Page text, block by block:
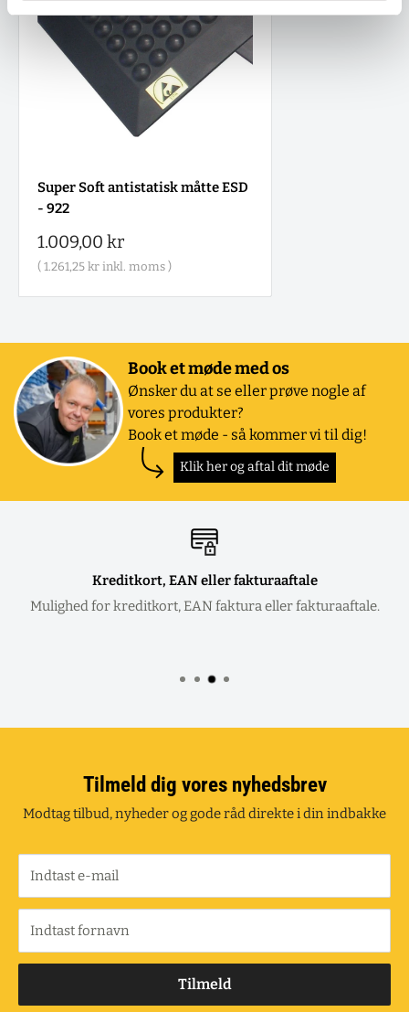
Super Soft antistatisk måtte ESD
- 922
Salgspris
1.009,00 kr
( 1.261,25 kr inkl. moms )
Book et møde med os
Ønsker du at se eller prøve nogle af
vores produkter?
Book et møde - så kommer vi til dig!
Klik her og aftal dit møde
Kreditkort, EAN eller fakturaaftale
Mulighed for kreditkort, EAN faktura eller fakturaaftale.
Tilmeld dig vores nyhedsbrev
Modtag tilbud, nyheder og gode råd direkte i din indbakke
Indtast e-mail
Indtast fornavn
Tilmeld